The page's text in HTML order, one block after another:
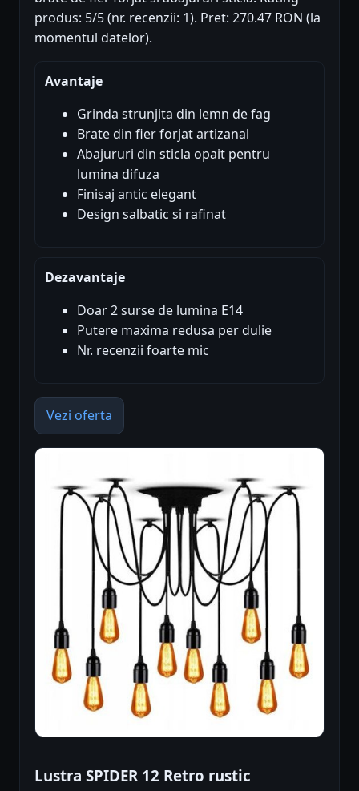
produs: 5/5 (nr. recenzii: 1). Pret: 270.47 RON (la
momentul datelor).
Avantaje
Grinda strunjita din lemn de fag
Brate din fier forjat artizanal
Abajururi din sticla opait pentru
lumina difuza
Finisaj antic elegant
Design salbatic si rafinat
Dezavantaje
Doar 2 surse de lumina E14
Putere maxima redusa per dulie
Nr. recenzii foarte mic
Vezi oferta
Lustra SPIDER 12 Retro rustic